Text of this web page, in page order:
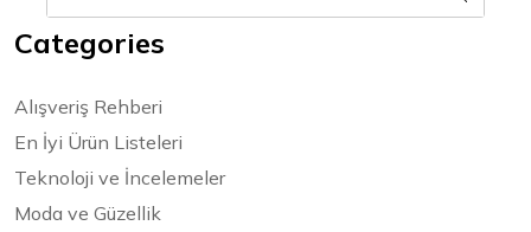
Categories
Alışveriş Rehberi
En İyi Ürün Listeleri
Teknoloji ve İncelemeler
Moda ve Güzellik